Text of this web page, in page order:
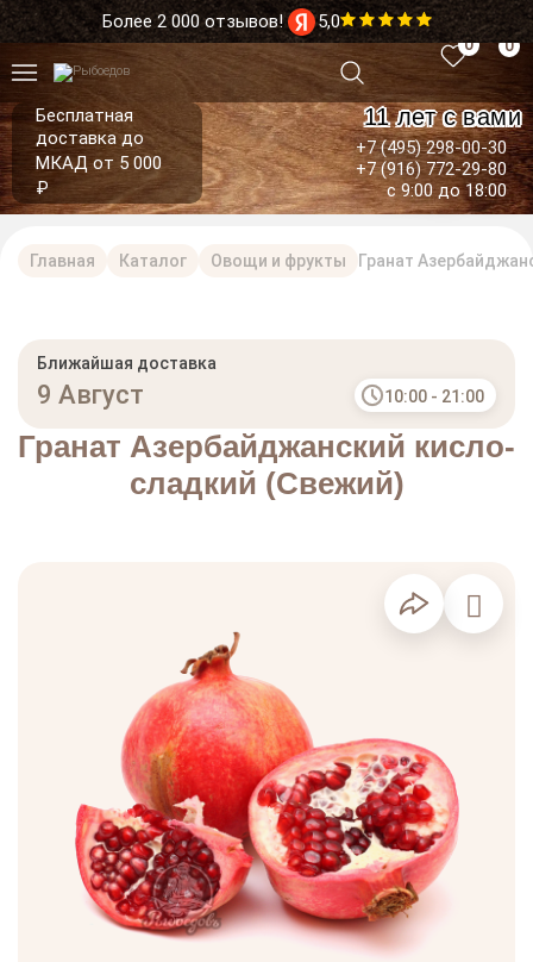
Более 2 000 отзывов! 5,0
Бесплатная
доставка до
МКАД от 5 000
₽
11 лет с вами
+7 (495) 298-00-30
+7 (916) 772-29-80
с 9:00 до 18:00
0 0
Главная Каталог Овощи и фрукты Гранат
Гранат Азербайджанский кисло-
сладкий (Свежий)
Ближайшая доставка
9 Август 10:00 - 21:00